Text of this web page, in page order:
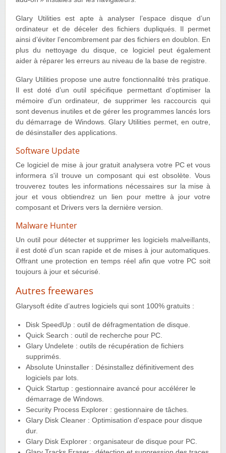
Glary Utilities est apte à analyser l’espace disque d’un
ordinateur et de déceler des fichiers dupliqués. Il permet
ainsi d’éviter l’encombrement par des fichiers en doublon. En
plus du nettoyage du disque, ce logiciel peut également
aider à réparer les erreurs au niveau de la base de registre.
Glary Utilities propose une autre fonctionnalité très pratique.
Il est doté d’un outil spécifique permettant d’optimiser la
mémoire d’un ordinateur, de supprimer les raccourcis qui
sont devenus inutiles et de gérer les programmes lancés lors
du démarrage de Windows. Glary Utilities permet, en outre,
de désinstaller des applications.
Software Update
Ce logiciel de mise à jour gratuit analysera votre PC et vous
informera s'il trouve un composant qui est obsolète. Vous
trouverez toutes les informations nécessaires sur la mise à
jour et vous obtiendrez un lien pour mettre à jour votre
composant et Drivers vers la dernière version.
Malware Hunter
Un outil pour détecter et supprimer les logiciels malveillants,
il est doté d’un scan rapide et de mises à jour automatiques.
Offrant une protection en temps réel afin que votre PC soit
toujours à jour et sécurisé.
Autres freewares
Glarysoft édite d’autres logiciels qui sont 100% gratuits :
Disk SpeedUp : outil de défragmentation de disque.
Quick Search : outil de recherche pour PC.
Glary Undelete : outils de récupération de fichiers
supprimés.
Absolute Uninstaller : Désinstallez définitivement des
logiciels par lots.
Quick Startup : gestionnaire avancé pour accélérer le
démarrage de Windows.
Security Process Explorer : gestionnaire de tâches.
Glary Disk Cleaner : Optimisation d'espace pour disque
dur.
Glary Disk Explorer : organisateur de disque pour PC.